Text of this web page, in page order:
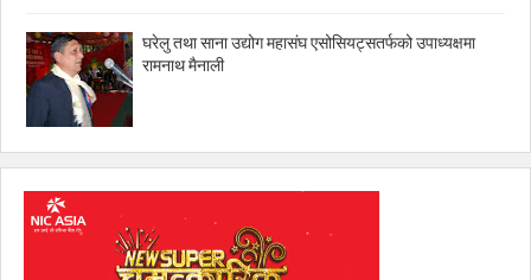
घरेलु तथा साना उद्योग महासंघ एसोसियट्सतर्फको उपाध्यक्षमा
रामनाथ मैनाली